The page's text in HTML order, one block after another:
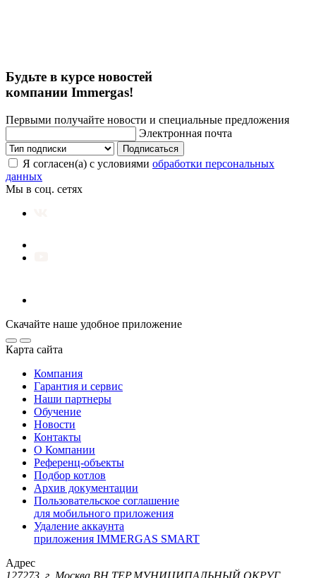
Будьте в курсе новостей
компании Immergas!
Первыми получайте новости и специальные предложения
Электронная почта
Подписаться
Я согласен(а) с условиями обработки персональных
данных
Мы в соц. сетях
Скачайте наше удобное приложение
Карта сайта
Компания
Гарантия и сервис
Наши партнеры
Обучение
Новости
Контакты
О Компании
Референц-объекты
Подбор котлов
Архив документации
Пользовательское соглашение
для мобильного приложения
Удаление аккаунта
приложения IMMERGAS SMART
Адрес
127273, г. Москва ВН.ТЕР.МУНИЦИПАЛЬНЫЙ ОКРУГ